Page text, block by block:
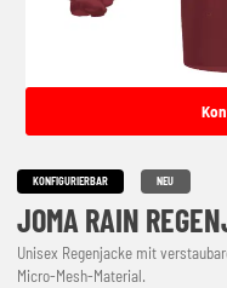
KONFIGURIERBAR NEU
JOMA RAIN
Unisex Regenjacke mit
Micro-Mesh-Material.